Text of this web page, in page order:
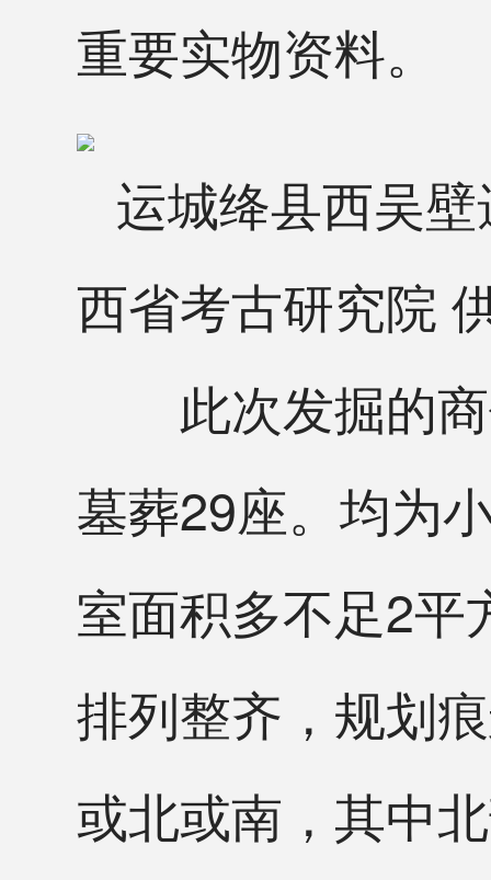
重要实物资料。
运城绛县西吴
西省考古研究院
此次发掘的商
墓葬29座。均为
室面积多不足2平
排列整齐，规划
或北或南，其中